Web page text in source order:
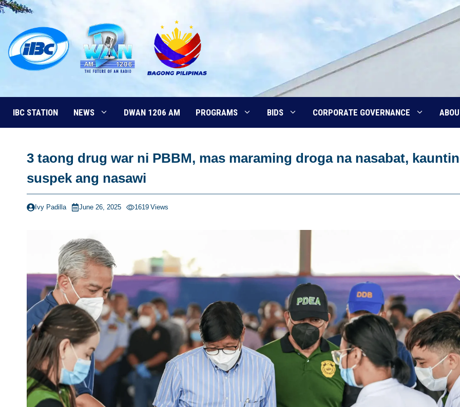
Skip
content
IBC STATION NEWS DWAN 1206 AM PROGRAMS BIDS CORPORATE GOVERNANCE
3 taong drug war ni PBBM, mas maraming droga na nasabat,
suspek ang nasawi
Ivy Padilla June 26, 2025 1619 Views